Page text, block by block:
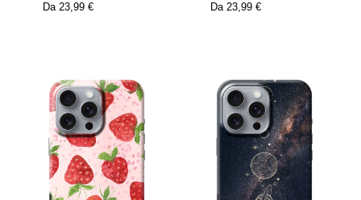
Da 23,99 €
Da 23,99 €